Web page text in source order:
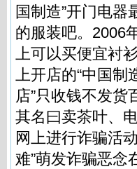
国制造”开门电
的服装吧。2006
上可以买便宜衬
上开店的“中国制
店”只收钱不发
其名曰卖茶叶、
网上进行诈骗活
难”萌发诈骗恶念